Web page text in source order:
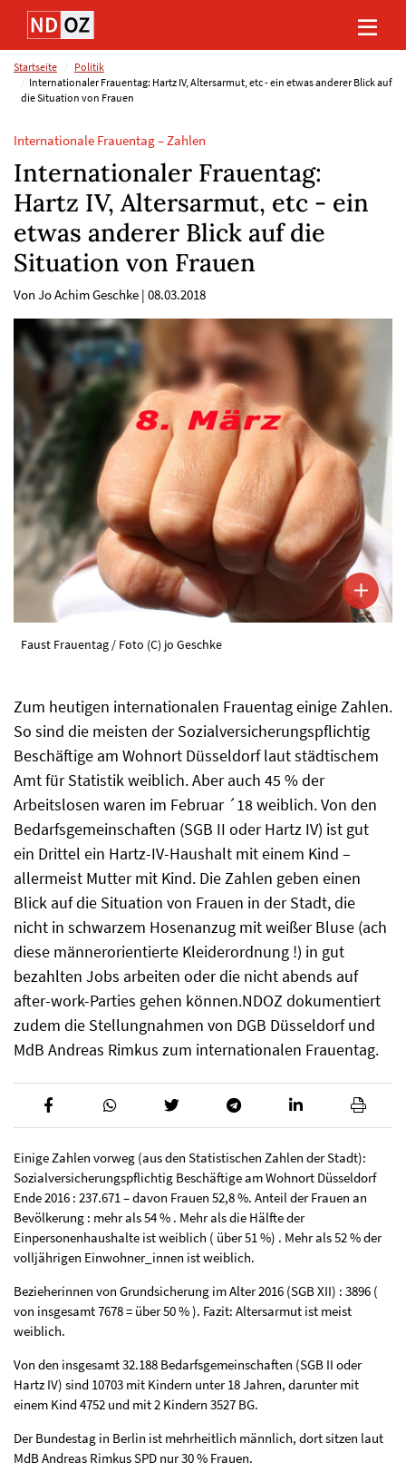
Direkt
Inhalt
(Eingabetaste)
Direkt
Hauptmenu
(Eingabetaste)
Direkt
Suche
(Eingabetaste)
Direkt
Footer
(Eingabetaste)
Startseite
Politik
Internationaler Frauentag: Hartz IV, Altersarmut, etc - ein etwas anderer Blick auf
die Situation von Frauen
Internationale Frauentag – Zahlen
Internationaler Frauentag:
Hartz IV, Altersarmut, etc - ein
etwas anderer Blick auf die
Situation von Frauen
Von Jo Achim Geschke | 08.03.2018
Faust Frauentag / Foto (C) jo Geschke
Zum heutigen internationalen Frauentag einige Zahlen.
So sind die meisten der Sozialversicherungspflichtig
Beschäftige am Wohnort Düsseldorf laut städtischem
Amt für Statistik weiblich. Aber auch 45 % der
Arbeitslosen waren im Februar ´18 weiblich. Von den
Bedarfsgemeinschaften (SGB II oder Hartz IV) ist gut
ein Drittel ein Hartz-IV-Haushalt mit einem Kind –
allermeist Mutter mit Kind. Die Zahlen geben einen
Blick auf die Situation von Frauen in der Stadt, die
nicht in schwarzem Hosenanzug mit weißer Bluse (ach
diese männerorientierte Kleiderordnung !) in gut
bezahlten Jobs arbeiten oder die nicht abends auf
after-work-Parties gehen können.NDOZ dokumentiert
zudem die Stellungnahmen von DGB Düsseldorf und
MdB Andreas Rimkus zum internationalen Frauentag.
Einige Zahlen vorweg (aus den Statistischen Zahlen der Stadt):
Sozialversicherungspflichtig Beschäftige am Wohnort Düsseldorf
Ende 2016 : 237.671 – davon Frauen 52,8 %. Anteil der Frauen an
Bevölkerung : mehr als 54 % . Mehr als die Hälfte der
Einpersonenhaushalte ist weiblich ( über 51 %) . Mehr als 52 % der
volljährigen Einwohner_innen ist weiblich.
Bezieherinnen von Grundsicherung im Alter 2016 (SGB XII) : 3896 (
von insgesamt 7678 = über 50 % ). Fazit: Altersarmut ist meist
weiblich.
Von den insgesamt 32.188 Bedarfsgemeinschaften (SGB II oder
Hartz IV) sind 10703 mit Kindern unter 18 Jahren, darunter mit
einem Kind 4752 und mit 2 Kindern 3527 BG.
Der Bundestag in Berlin ist mehrheitlich männlich, dort sitzen laut
MdB Andreas Rimkus SPD nur 30 % Frauen.